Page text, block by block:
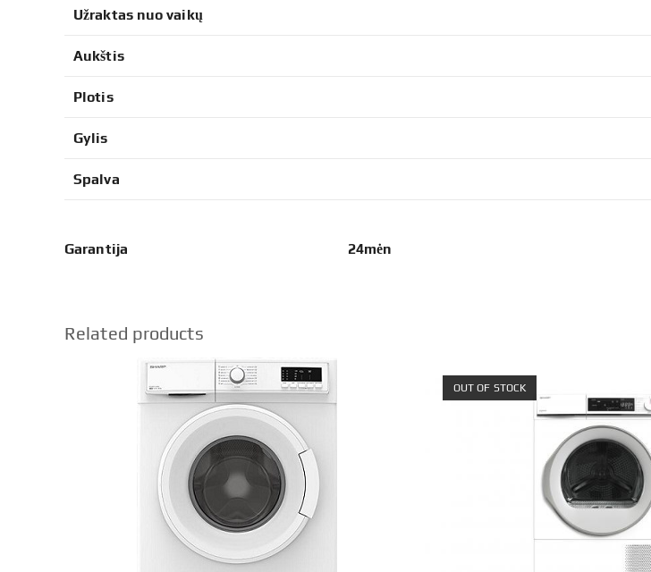
Užraktas nuo vaikų
Aukštis
Plotis
Gylis
Spalva
Garantija 24mėn
Related products
OUT OF STOCK